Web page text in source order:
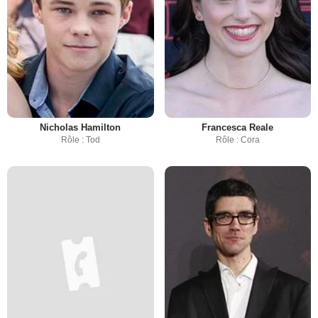
Nicholas Hamilton
Rôle : Tod
Francesca Reale
Rôle : Cora